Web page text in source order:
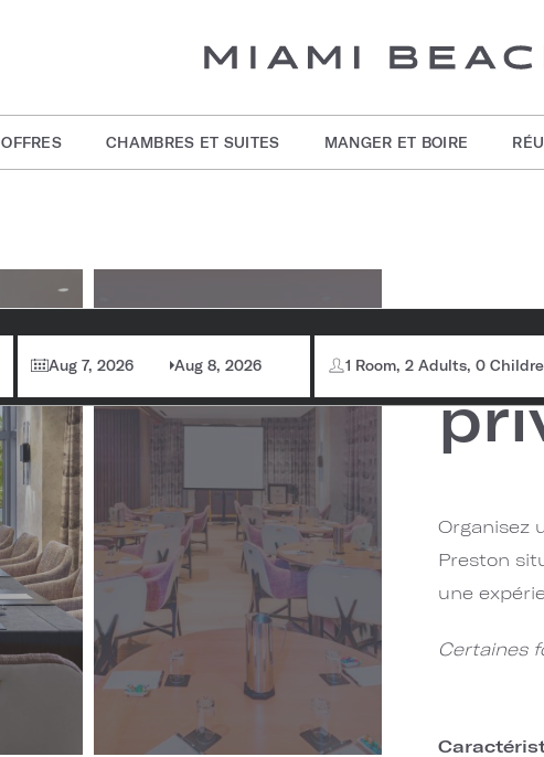
OFFRES CHAMBRES ET SUITES MANGER ET BOIRE
Aug 7, 2026 Aug 8, 2026 1 Room, 2 Adults, 0
Renseignements sur la
Capacité maximale :
Organisez
Preston
une
Certaines